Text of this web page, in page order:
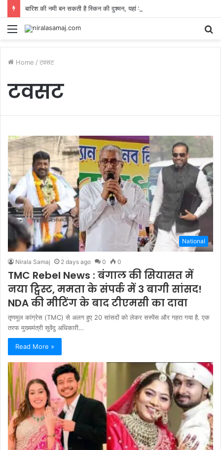
Menu
Home / टवसट
टवसट
National
Nirala Samaj 2 days ago 0 0
TMC Rebel News : बंगाल की सियासत में
नया ट्विस्ट, ममता के संपर्क में 3 बागी सांसद!
NDA की मीटिंग के बाद टीएमसी का दावा
तृणमूल कांग्रेस (TMC) से अलग हुए 20 सांसदों को लेकर सस्पेंस और गहरा गया है. एक
तरफ मुख्यमंत्री सुवेंदु अधिकारी…
Read More »